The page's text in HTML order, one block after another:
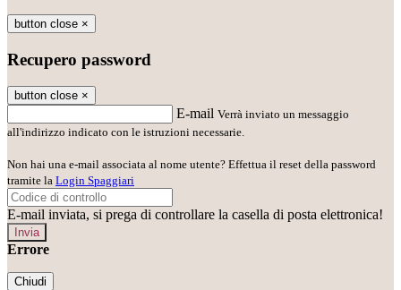
button close ×
Recupero password
button close ×
E-mail Verrà inviato un messaggio
all'indirizzo indicato con le istruzioni necessarie.
Non hai una e-mail associata al nome utente? Effettua il reset della password
tramite la Login Spaggiari
E-mail inviata, si prega di controllare la casella di posta elettronica!
Errore
Chiudi